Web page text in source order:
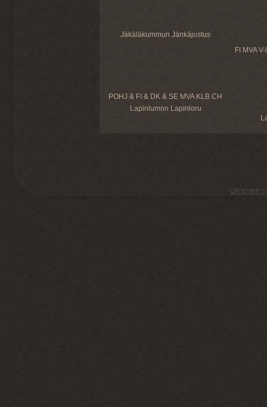
Jäkäläkummun Jänkäjustus
FI MVA
POHJ & FI & DK & SE MVA KLB CH
Lapinlumon Lapinloru